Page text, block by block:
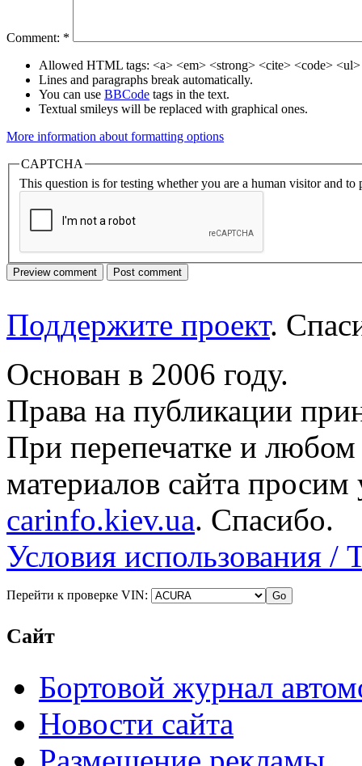
Comment: *
Allowed HTML tags: <a> <em> <strong> <cite> <code>
Lines and paragraphs break automatically.
You can use BBCode tags in the text.
Textual smileys will be replaced with graphical ones.
More information about formatting options
CAPTCHA
This question is for testing whether you are a human visitor and to
Поддержите проект.
Основан в 2006 году.
Права на публикации
При перепечатке и
материалов сайта просим
carinfo.kiev.ua. Спасибо.
Условия использования /
Перейти к проверке VIN:
Сайт
Бортовой журнал
Новости сайта